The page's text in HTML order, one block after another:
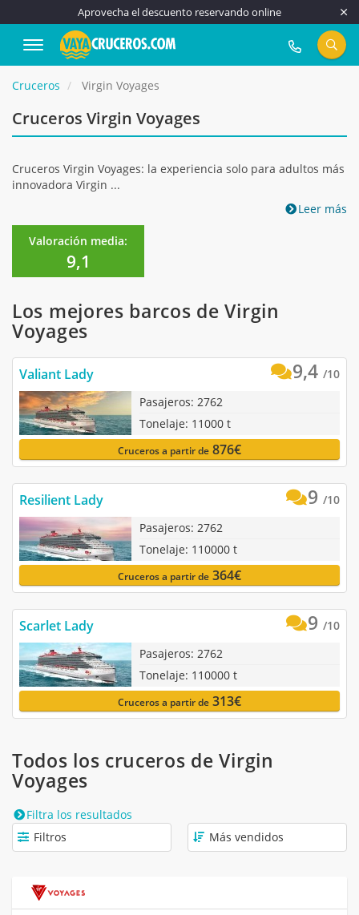
Aprovecha el descuento reservando online
917 815 555
Cruceros Virgin Voyages
Cruceros Virgin Voyages
Cruceros Virgin Voyages: la experiencia solo para adultos más
innovadora Virgin ...
Leer más
Valoración media:
9,1
Los mejores barcos de Virgin
Voyages
Valiant Lady 9,4 /10
Pasajeros: 2762
Tonelaje: 11000 t
Cruceros a partir de 876€
Resilient Lady 9 /10
Pasajeros: 2762
Tonelaje: 110000 t
Cruceros a partir de 364€
Scarlet Lady 9 /10
Pasajeros: 2762
Tonelaje: 110000 t
Cruceros a partir de 313€
Todos los cruceros de Virgin
Voyages
Filtra los resultados
Filtros